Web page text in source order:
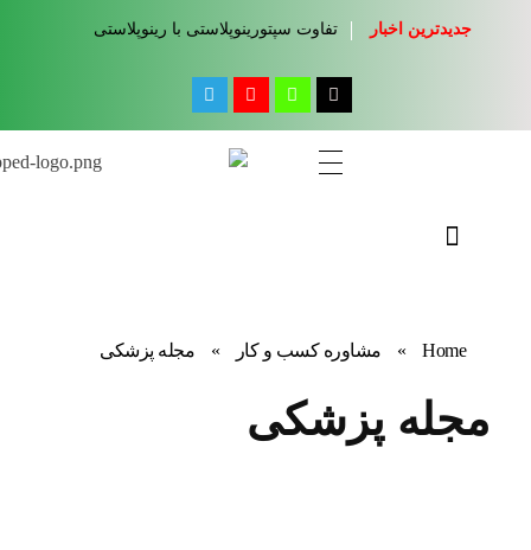
جدیدترین اخبار تفاوت سپتورینوپلاستی با رینوپلاستی
Home
» مشاوره کسب و کار » مجله پزشکی
مجله پزشکی